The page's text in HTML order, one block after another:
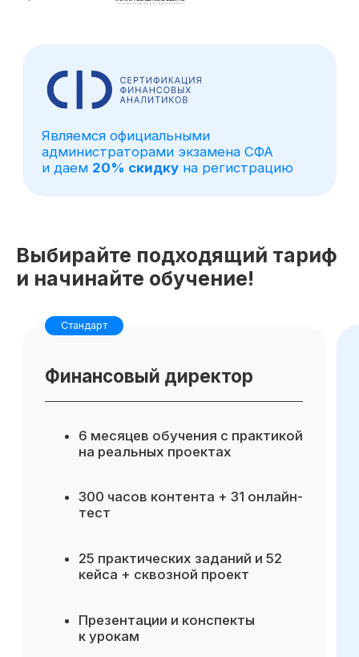
Выбирайте подходящий тариф
и начинайте обучение!
Готовые инструменты для
Повышение эффективности
финансового управления
Возможность делегировать